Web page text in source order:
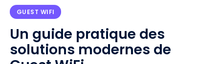
GUEST WIFI
Un guide pratique des
solutions modernes de